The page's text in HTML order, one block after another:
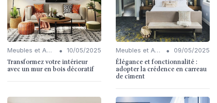
Meubles et Accessoires • 10/05/2025
Transformez votre intérieur
avec un mur en bois décoratif
Meubles et Accessoires • 09/05/2025
Élégance et fonctionnalité :
adopter la crédence en carreau
de ciment